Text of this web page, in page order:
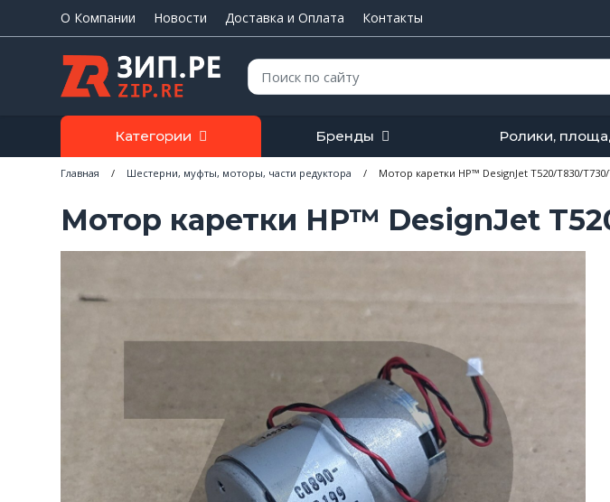
О Компании Новости Доставка и Оплата Контакты
Поиск:
Категории Бренды Ролики,
Главная / Шестерни, муфты, моторы, части редуктора / Мотор каретки HP™ DesignJet T520/T830/T730/
Мотор каретки HP™ DesignJet